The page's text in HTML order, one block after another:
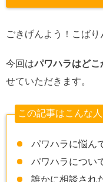
ごきげんよう！こばり
今回はパワハラはどこ
せていただきます。
この記事はこんな
パワハラに悩ん
パワハラについ
誰かに相談され